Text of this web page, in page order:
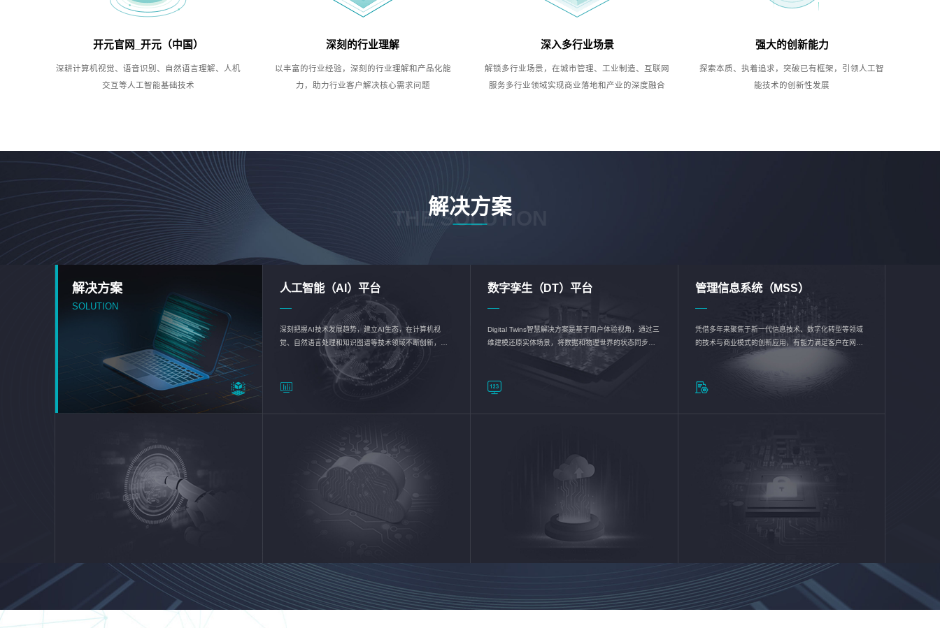
开元官网_开元（中国）
深耕计算机视觉、语音识别、自然语言理解、人机
交互等人工智能基础技术
深刻的行业理解
以丰富的行业经验，深刻的行业理解和产品化能
力，助力行业客户解决核心需求问题
深入多行业场景
解锁多行业场景，在城市管理、工业制造、互联网
服务多行业领域实现商业落地和产业的深度融合
强大的创新能力
探索本质、执着追求，突破已有框架，引领人工智
能技术的创新性发展
解决方案
THE SOLUTION
解决方案
SOLUTION
人工智能（AI）平台
深刻把握AI技术发展趋势，建立AI生态，在计算机视
觉、自然语言处理和知识图谱等技术领域不断创新，持
续优化企业数智化转型加速器—AlphaMind®AI能力开放
数字孪生（DT）平台
Digital Twins智慧解决方案是基于用户体验视角，通过三
维建模还原实体场景，将数据和物理世界的状态同步呈
现，使用户对关键数据有更直观的感受，推动各行业完
成智能化转型，实现新旧动能的转换
管理信息系统（MSS）
凭借多年来聚焦于新一代信息技术、数字化转型等领域
的技术与商业模式的创新应用，有能力满足客户在网络
优化、运营维护和信息安全防护等方面的需求，为客户